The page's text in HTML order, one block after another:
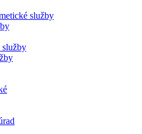
služby
služby